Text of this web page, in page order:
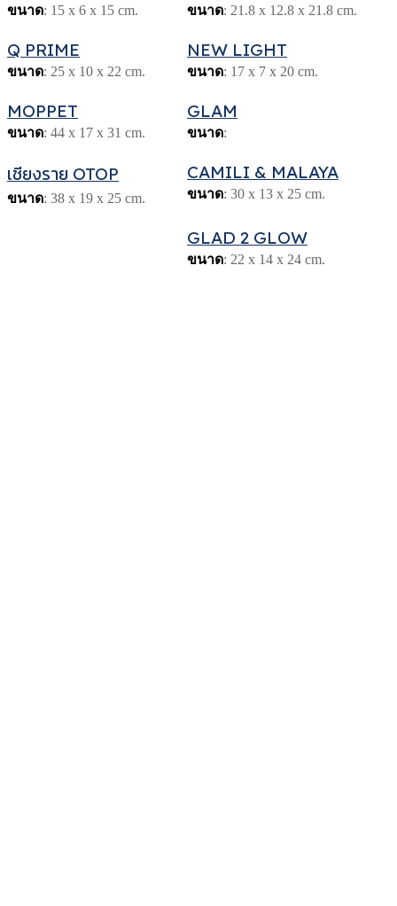
ขนาด: 15 x 6 x 15 cm. ขนาด: 21.8 x 12.8 x 21.8 cm.
Q PRIME
ขนาด: 25 x 10 x 22 cm.
NEW LIGHT
ขนาด: 17 x 7 x 20 cm.
MOPPET
ขนาด: 44 x 17 x 31 cm.
GLAM
ขนาด:
เชียงราย OTOP
ขนาด: 38 x 19 x 25 cm.
CAMILI & MALAYA
ขนาด: 30 x 13 x 25 cm.
GLAD 2 GLOW
ขนาด: 22 x 14 x 24 cm.